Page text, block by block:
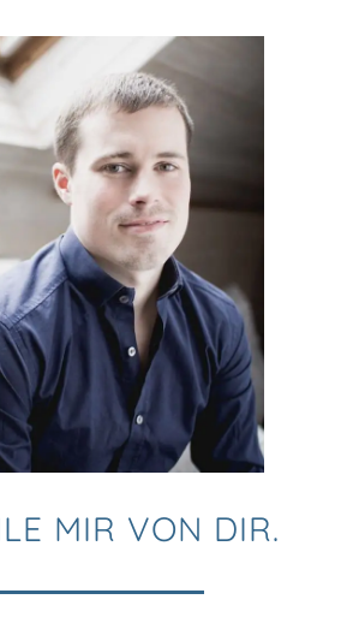
MIR VON DIR.